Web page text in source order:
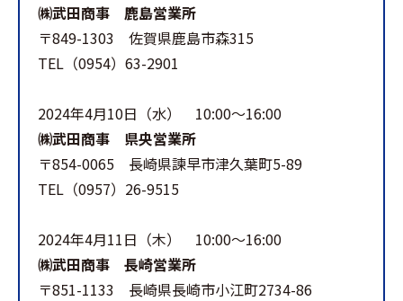
㈱武田商事 鹿島営業所
〒849-1303 佐賀県鹿島市森315
TEL（0954）63-2901
2024年4月10日（水） 10:00～16:00
㈱武田商事 県央営業所
〒854-0065 長崎県諫早市津久葉町5-89
TEL（0957）26-9515
2024年4月11日（木） 10:00～16:00
㈱武田商事 長崎営業所
〒851-1133 長崎県長崎市小江町2734-86